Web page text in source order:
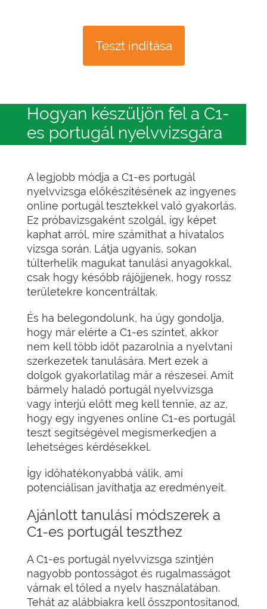
Teszt indítása
Hogyan készüljön fel a C1-
es portugál nyelvvizsgára
A legjobb módja a C1-es portugál
nyelvvizsga előkészítésének az ingyenes
online portugál tesztekkel való gyakorlás.
Ez próbavizsgaként szolgál, így képet
kaphat arról, mire számíthat a hivatalos
vizsga során. Látja ugyanis, sokan
túlterhelik magukat tanulási anyagokkal,
csak hogy később rájöjjenek, hogy rossz
területekre koncentráltak.
És ha belegondolunk, ha úgy gondolja,
hogy már elérte a C1-es szintet, akkor
nem kell több időt pazarolnia a nyelvtani
szerkezetek tanulására. Mert ezek a
dolgok gyakorlatilag már a részesei. Amit
bármely haladó portugál nyelvvizsga
vagy interjú előtt meg kell tennie, az az,
hogy egy ingyenes online C1-es portugál
teszt segítségével megismerkedjen a
lehetséges kérdésekkel.
Így időhatékonyabbá válik, ami
potenciálisan javíthatja az eredményeit.
Ajánlott tanulási módszerek a
C1-es portugál teszthez
A C1-es portugál nyelvvizsga szintjén
nagyobb pontosságot és rugalmasságot
várnak el tőled a nyelv használatában.
Tehát az alábbiakra kell összpontosítanod,